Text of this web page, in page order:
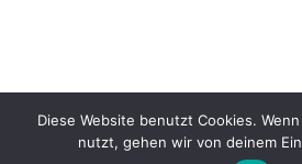
Datenschutzerklärung Mit Stolz
Diese Website benutzt Cookies.
nutzt, gehen wir von deinem